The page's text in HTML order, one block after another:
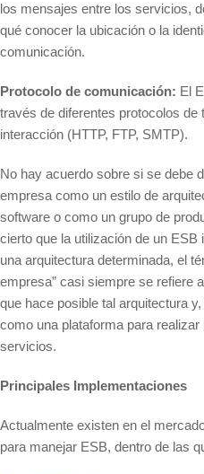
los mensajes entre los servicios,
qué conocer la ubicación o la
comunicación.
Protocolo de comunicación: El
través de diferentes protocolos de
interacción (HTTP, FTP, SMTP).
No hay acuerdo sobre si se debe
empresa como un estilo de
software o como un grupo de
cierto que la utilización de un
una arquitectura determinada, el
empresa” casi siempre se refiere
que hace posible tal arquitectura
como una plataforma para
servicios.
Principales Implementaciones
Actualmente existen en el
para manejar ESB, dentro de las